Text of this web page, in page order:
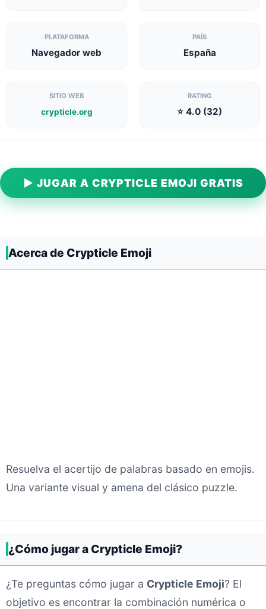
PLATAFORMA
Navegador web
PAÍS
España
SITIO WEB
crypticle.org
RATING
⭐ 4.0 (32)
▶ JUGAR A CRYPTICLE EMOJI GRATIS
Acerca de Crypticle Emoji
Resuelva el acertijo de palabras basado en emojis.
Una variante visual y amena del clásico puzzle.
¿Cómo jugar a Crypticle Emoji?
¿Te preguntas cómo jugar a Crypticle Emoji? El
objetivo es encontrar la combinación numérica o